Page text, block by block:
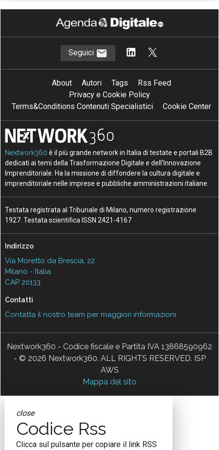
Seguici
About Autori Tags
Rss Feed
Privacy e Cookie Policy
Terms&Conditions Contenuti Specialistici
Cookie Center
Nextwork360 è il più grande network in Italia di testate e portali B2B
dedicati ai temi della Trasformazione Digitale e dell’Innovazione
Imprenditoriale. Ha la missione di diffondere la cultura digitale e
imprenditoriale nelle imprese e pubbliche amministrazioni italiane.
Testata registrata al Tribunale di Milano, numero registrazione
1927. Testata scientifica ISSN 2421-4167
Indirizzo
Via Moretto da Brescia, 22
Milano - Italia
CAP 20133
Contatti
Contatta il nostro team per maggiori informazioni
Nextwork360 - Codice fiscale e Partita IVA 13868590962
- © 2026 Nextwork360. ALL RIGHTS RESERVED. ISP
AWS
Mappa del sito
close
Codice Rss
Clicca sul pulsante per copiare il link RSS